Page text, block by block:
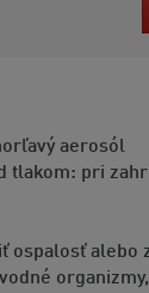
aerosól
tlakom: pri
ospalosť alebo